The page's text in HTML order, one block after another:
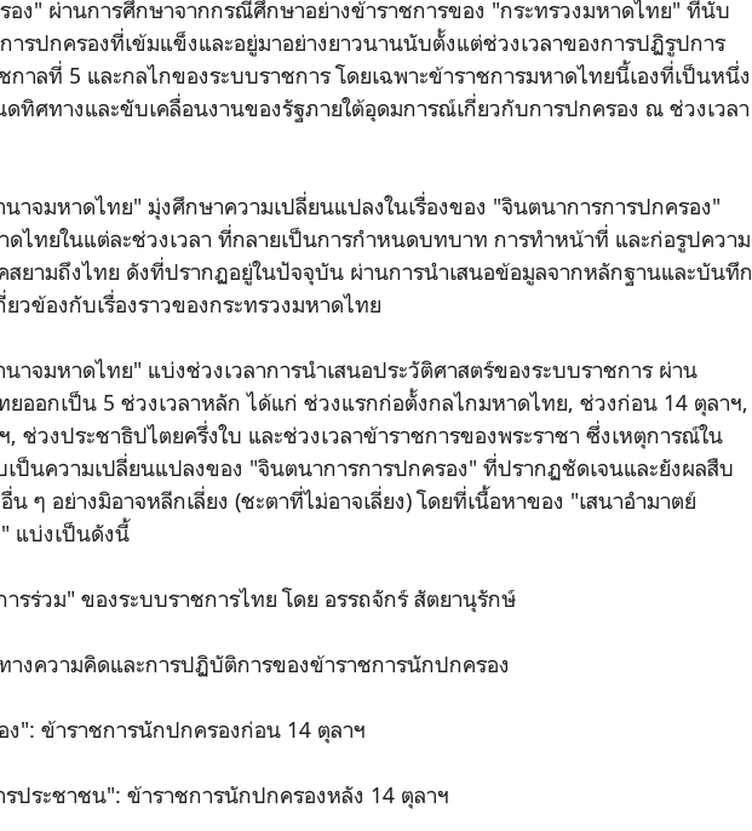
อง" ผ่านการศึกษาจากกรณีศึกษาอย่างข้าราชการของ "กระทรวงมหาดไทย" ที่นับ
ารปกครองที่เข้มแข็งและอยู่มาอย่างยาวนานนับตั้งแต่ช่วงเวลาของการปฏิรูปการ
กาลที่ 5 และกลไกของระบบราชการ โดยเฉพาะข้าราชการมหาดไทยนี้เองที่เป็นหนึ่ง
ดทิศทางและขับเคลื่อนงานของรัฐภายใต้อุดมการณ์เกี่ยวกับการปกครอง ณ ช่วงเวลา
นาจมหาดไทย" มุ่งศึกษาความเปลี่ยนแปลงในเรื่องของ "จินตนาการการปกครอง"
ดไทยในแต่ละช่วงเวลา ที่กลายเป็นการกำหนดบทบาท การทำหน้าที่ และก่อรูปความ
สยามถึงไทย ดังที่ปรากฏอยู่ในปัจจุบัน ผ่านการนำเสนอข้อมูลจากหลักฐานและบันทึก
วข้องกับเรื่องราวของกระทรวงมหาดไทย
นาจมหาดไทย" แบ่งช่วงเวลาการนำเสนอประวัติศาสตร์ของระบบราชการ ผ่าน
ยออกเป็น 5 ช่วงเวลาหลัก ได้แก่ ช่วงแรกก่อตั้งกลไกมหาดไทย, ช่วงก่อน 14 ตุลาฯ,
, ช่วงประชาธิปไตยครึ่งใบ และช่วงเวลาข้าราชการของพระราชา ซึ่งเหตุการณ์ใน
เป็นความเปลี่ยนแปลงของ "จินตนาการการปกครอง" ที่ปรากฏชัดเจนและยังผลสืบ
น ๆ อย่างมิอาจหลีกเลี่ยง (ชะตาที่ไม่อาจเลี่ยง) โดยที่เนื้อหาของ "เสนาอำมาตย์
แบ่งเป็นดังนี้
รร่วม" ของระบบราชการไทย โดย อรรถจักร์ สัตยานุรักษ์
างความคิดและการปฏิบัติการของข้าราชการนักปกครอง
ง": ข้าราชการนักปกครองก่อน 14 ตุลาฯ
รประชาชน": ข้าราชการนักปกครองหลัง 14 ตุลาฯ